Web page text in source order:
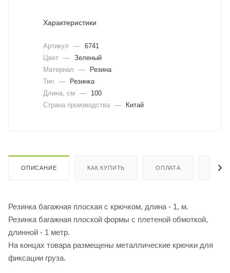
Характеристики
Артикул — 6741
Цвет — Зеленый
Материал
—
Резина
Тип
—
Резинка
Длина, cм
—
100
Страна производства — Китай
ОПИСАНИЕ КАК КУПИТЬ ОПЛАТА
Резинка багажная плоская с крючком, длина - 1, м.
Резинка багажная плоской формы с плетеной обмоткой,
длинной - 1 метр.
На концах товара размещены металлические крючки для
фиксации груза.